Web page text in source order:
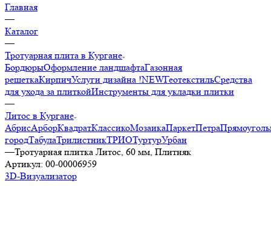
Главная
—
Каталог
—
Тротуарная плита в Кургане
БордюрыОформление ландшафтаГазонная
решеткаКирпичУслуги дизайна !NEWГеотекстильСредства
для ухода за плиткойИнструменты для укладки плитки
—
Литос в Кургане
АбрисАрборКвадратКлассикоМозаикаПаркетПетра
городТабулаТрилистникТРИОТуртурУрбан
—Тротуарная плитка Литос, 60 мм, Плитняк
Артикул: 00-00006959
3D-Визуализатор